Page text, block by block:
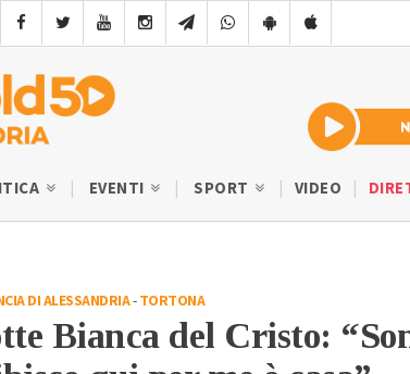
EVENTI SPORT VIDEO
DI ALESSANDRIA-TORTONA
Bianca del Cristo: